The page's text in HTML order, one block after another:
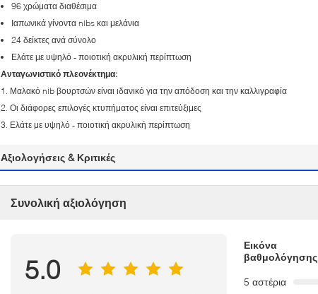
96 χρώματα διαθέσιμα
Ιαπωνικά γίνοντα nibs και μελάνια
24 δείκτες ανά σύνολο
Ελάτε με υψηλό - ποιοτική ακρυλική περίπτωση
Ανταγωνιστικό πλεονέκτημα:
1. Μαλακό nib βουρτσών είναι ιδανικό για την απόδοση και την καλλιγραφία
2. Οι διάφορες επιλογές κτυπήματος είναι επιτεύξιμες
3. Ελάτε με υψηλό - ποιοτική ακρυλική περίπτωση
Αξιολογήσεις & Κριτικές
Συνολική αξιολόγηση
5.0
Εικόνα
βαθμολόγησης
5 αστέρια